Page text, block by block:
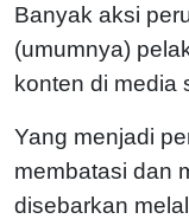
Banyak aksi
(umumnya)
konten di media
Yang menjadi
membatasi dan
disebarkan